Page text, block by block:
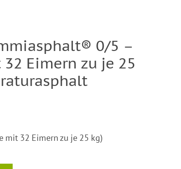
0/5 –
Eimern zu je 25
mit 32 Eimern zu je 25 kg)